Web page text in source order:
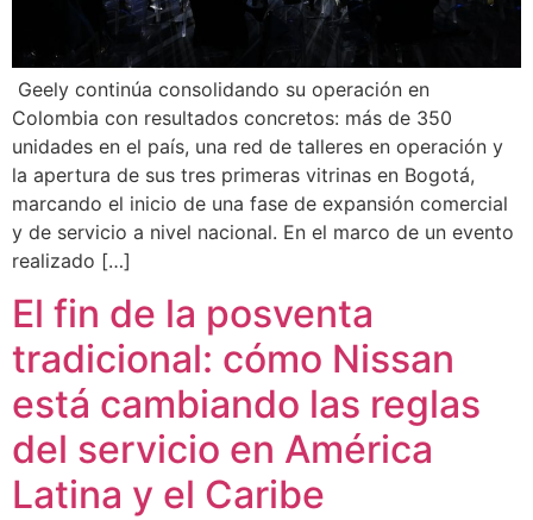
Geely continúa consolidando su operación en
Colombia con resultados concretos: más de 350
unidades en el país, una red de talleres en operación y
la apertura de sus tres primeras vitrinas en Bogotá,
marcando el inicio de una fase de expansión comercial
y de servicio a nivel nacional. En el marco de un evento
realizado […]
El fin de la posventa
tradicional: cómo Nissan
está cambiando las reglas
del servicio en América
Latina y el Caribe